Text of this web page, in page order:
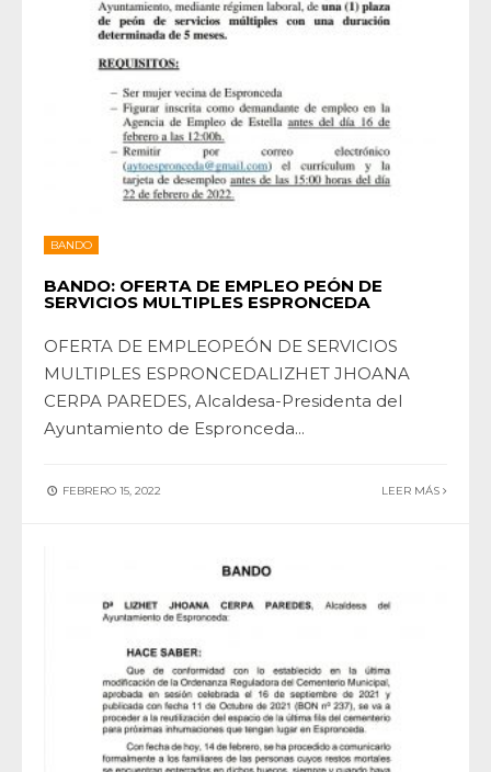
BANDO
BANDO: OFERTA DE EMPLEO PEÓN DE
SERVICIOS MULTIPLES ESPRONCEDA
OFERTA DE EMPLEOPEÓN DE SERVICIOS
MULTIPLES ESPRONCEDALIZHET JHOANA
CERPA PAREDES, Alcaldesa-Presidenta del
Ayuntamiento de Espronceda...
FEBRERO 15, 2022 LEER MÁS